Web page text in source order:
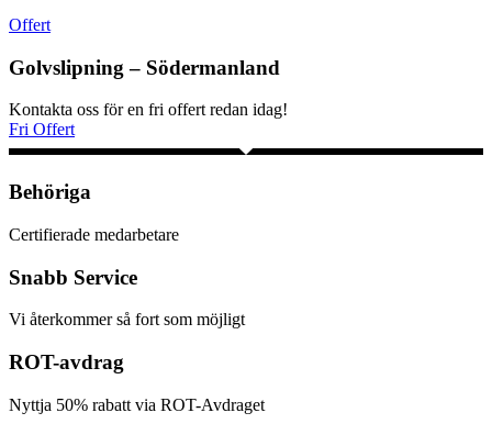
Offert
Golvslipning – Södermanland
Kontakta oss för en fri offert redan idag!
Fri Offert
Behöriga
Certifierade medarbetare
Snabb Service
Vi återkommer så fort som möjligt
ROT-avdrag
Nyttja 50% rabatt via ROT-Avdraget